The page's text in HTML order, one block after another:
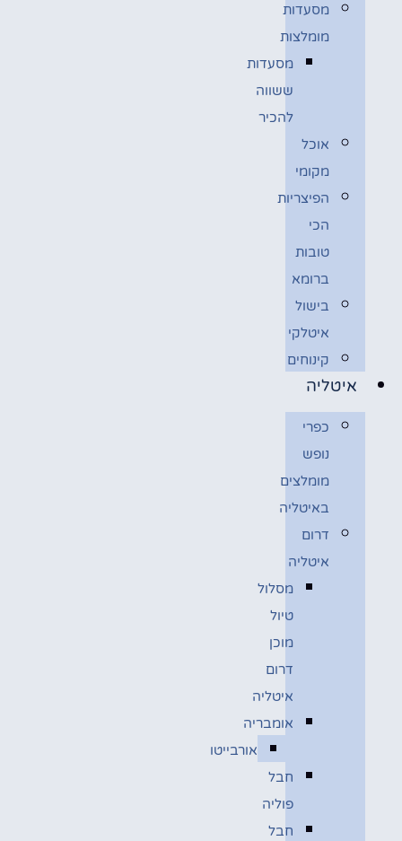
מסעדות
מומלצות
מסעדות
ששווה
להכיר
אוכל
מקומי
הפיצריות
הכי
טובות
ברומא
בישול
איטלקי
קינוחים
איטליה
כפרי
נופש
מומלצים
באיטליה
דרום
איטליה
מסלול
טיול
מוכן
דרום
איטליה
אומבריה
אורבייטו
חבל
פוליה
חבל